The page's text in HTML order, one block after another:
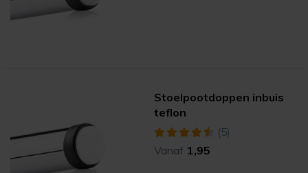
Stoelpootdoppen inbuis
teflon
(5)
Vanaf 1,95